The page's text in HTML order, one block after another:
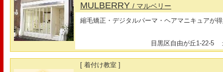
MULBERRY/ マルベリー
縮毛矯正・デジタルパーマ・ヘアマニキュアが
目黒区自由が丘1-22-5
[ 着付け教室 ]